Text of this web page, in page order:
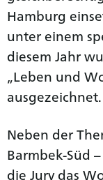
Hamburg
unter einem
diesem Jahr
„Leben und
ausgezeichnet.
Neben der
Barmbek-Süd
die Jury das